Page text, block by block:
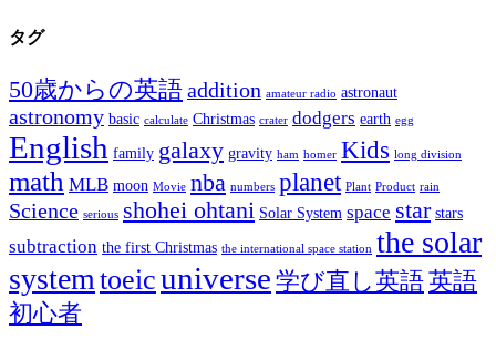
タグ
50歳からの英語addition amateur radio astronaut
astronomy basic calculate Christmas crater dodgers earth egg
English family galaxy gravity ham homer Kids long division
math MLB moon Movie nba numbers planet Plant Product rain
Science serious shohei ohtani Solar System space star stars
subtraction the first Christmas the international space station the solar
system toeicuniverse 学び直し英語英語
初心者